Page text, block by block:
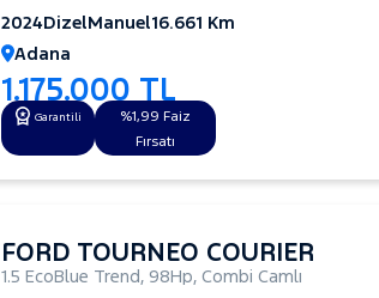
2024DizelManuel16.661 Km
Adana
1.175.000 TL
Garantili
%1,99 Faiz
Fırsatı
FORD TOURNEO COURIER
1.5 EcoBlue Trend, 98Hp, Combi Camlı